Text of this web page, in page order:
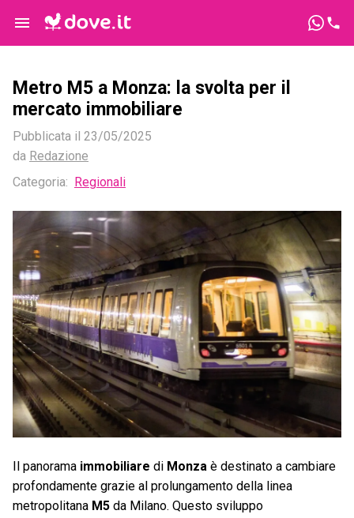
Metro M5 a Monza: la svolta per il
mercato immobiliare
Pubblicata il 23/05/2025
da Redazione
Categoria:
Regionali
Il panorama immobiliare di Monza è destinato a cambiare
profondamente grazie al prolungamento della linea
metropolitana M5 da Milano. Questo sviluppo